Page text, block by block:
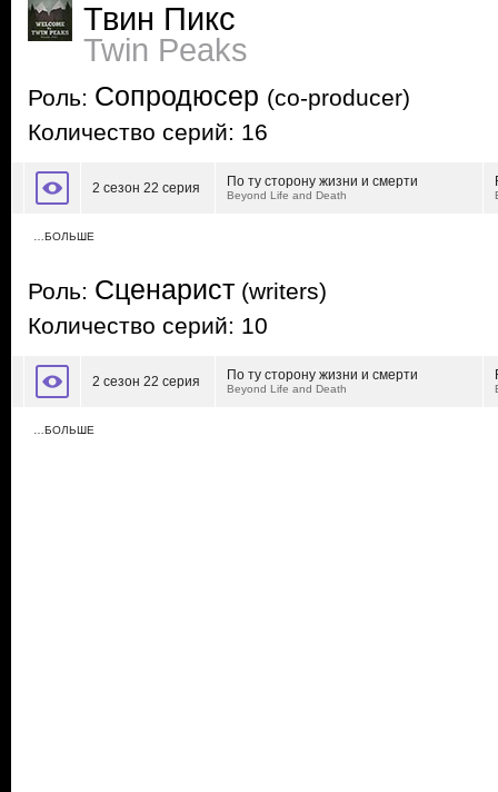
Твин Пикс
Twin Peaks
Роль: Сопродюсер (co-producer)
Количество серий: 16
2 сезон 22 серия По ту сторону жизни и смерти
Beyond Life and Death
…БОЛЬШЕ
Роль: Сценарист (writers)
Количество серий: 10
2 сезон 22 серия По ту сторону жизни и смерти
Beyond Life and Death
…БОЛЬШЕ